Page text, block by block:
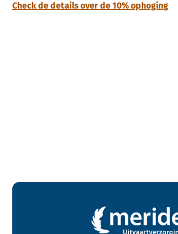
Check de details over de 10% ophoging
Contactgegevens en footer menu van Meride